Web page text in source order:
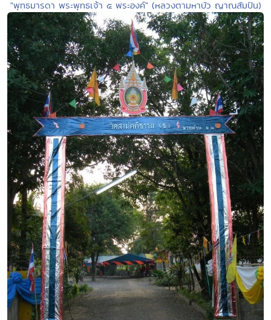
"พุทธมารดา พระพุทธเจ้า ๕ พระองค์" (หลวงตามหาบัว ญาณสัมปัน)